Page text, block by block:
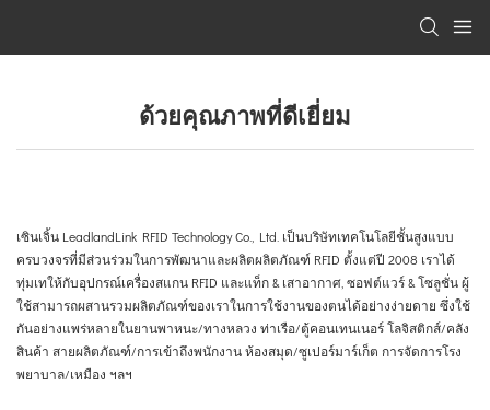
ด้วยคุณภาพที่ดีเยี่ยม
เซินเจิ้น LeadlandLink RFID Technology Co., Ltd. เป็นบริษัทเทคโนโลยีชั้นสูงแบบ
ครบวงจรที่มีส่วนร่วมในการพัฒนาและผลิตผลิตภัณฑ์ RFID ตั้งแต่ปี 2008 เราได้
ทุ่มเทให้กับอุปกรณ์เครื่องสแกน RFID และแท็ก & เสาอากาศ, ซอฟต์แวร์ & โซลูชั่น ผู้
ใช้สามารถผสานรวมผลิตภัณฑ์ของเราในการใช้งานของตนได้อย่างง่ายดาย ซึ่งใช้
กันอย่างแพร่หลายในยานพาหนะ/ทางหลวง ท่าเรือ/ตู้คอนเทนเนอร์ โลจิสติกส์/คลัง
สินค้า สายผลิตภัณฑ์/การเข้าถึงพนักงาน ห้องสมุด/ซูเปอร์มาร์เก็ต การจัดการโรง
พยาบาล/เหมือง ฯลฯ